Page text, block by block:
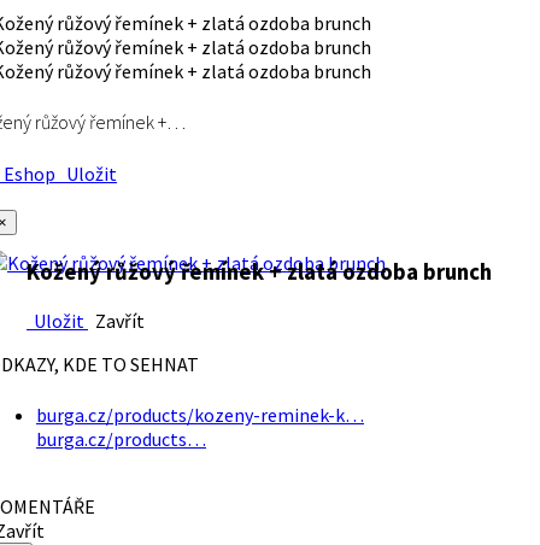
růžový řemínek +…
Uložit
Kožený růžový řemínek + zlatá ozdoba brunch
Uložit Zavřít
KDE TO SEHNAT
burga.cz/products/kozeny-reminek-k…
burga.cz/products…